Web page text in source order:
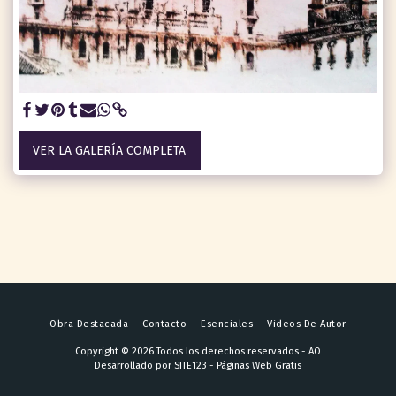
VER LA GALERÍA COMPLETA
Obra Destacada Contacto Esenciales Videos De Autor
Copyright © 2026 Todos los derechos reservados - AO
Desarrollado por SITE123 - Páginas Web Gratis